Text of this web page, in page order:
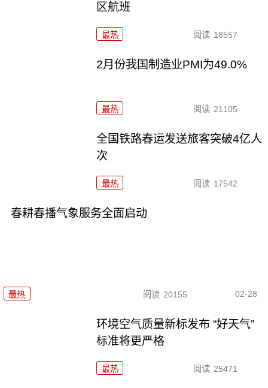
区航班
最热 阅读 18557
2月份我国制造业PMI为49.0%
最热 阅读 21105
全国铁路春运发送旅客突破4亿人
次
最热 阅读 17542
春耕春播气象服务全面启动
最热 阅读 20155 02-28
环境空气质量新标发布 “好天气”
标准将更严格
最热 阅读 25471